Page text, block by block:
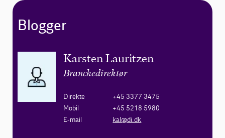
Blogger
Karsten Lauritzen
Branchedirektør
Direkte
+45 3377 3475
Mobil
+45 5218 5980
E-mail
kal@di.dk